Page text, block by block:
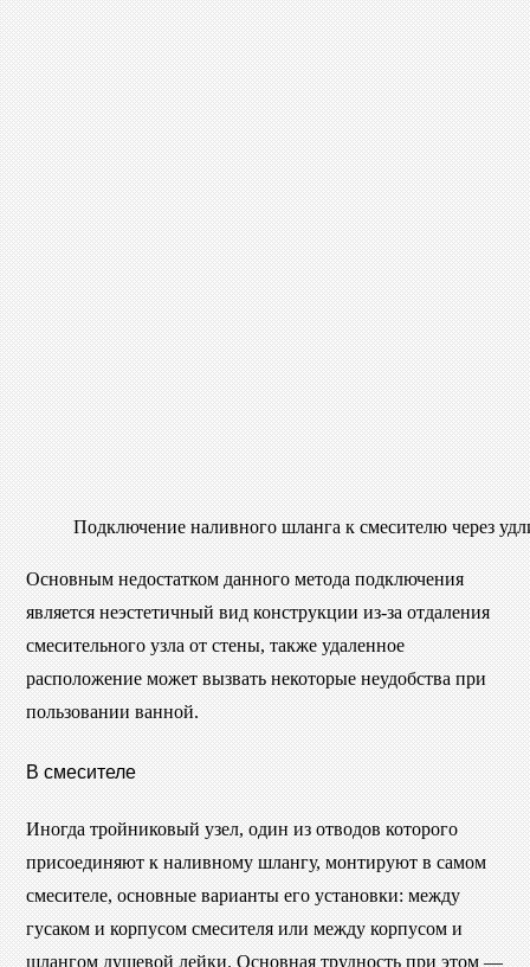
Подключение наливного шланга к смесителю через
Основным недостатком данного метода подключения
является неэстетичный вид конструкции из-за отдаления
смесительного узла от стены, также удаленное
расположение может вызвать некоторые неудобства при
пользовании ванной.
В смесителе
Иногда тройниковый узел, один из отводов которого
присоединяют к наливному шлангу, монтируют в самом
смесителе, основные варианты его установки: между
гусаком и корпусом смесителя или между корпусом и
шлангом душевой лейки. Основная трудность при этом —